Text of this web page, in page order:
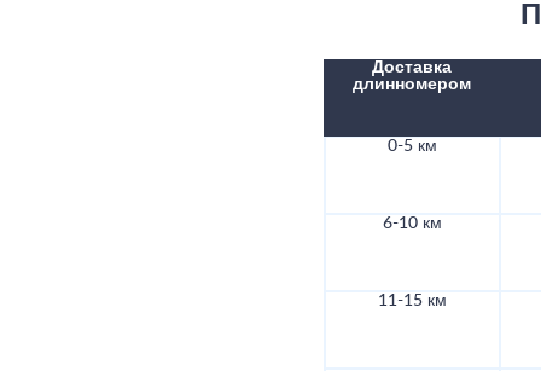
Доставка
длинномером
0-5 км
6-10 км
11-15 км